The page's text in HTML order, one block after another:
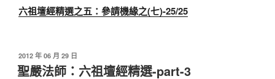
六祖壇經精選之五：參請機緣之(七)-25/25
發
佈
於
2012 年 06 月 29 日
聖嚴法師：六祖壇經精選-part-3